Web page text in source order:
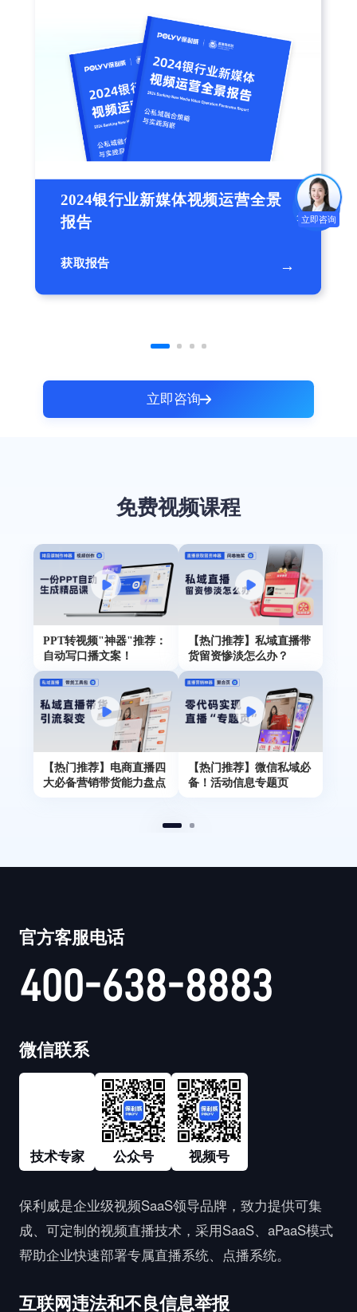
2024银行业新媒体视频运营全景
报告
获取报告 →
立即咨询
免费视频课程
PPT转视频"神器"推荐：
自动写口播文案！
【热门推荐】私域直播带
货留资惨淡怎么办？
【热门推荐】电商直播四
大必备营销带货能力盘点
【热门推荐】微信私域必
备！活动信息专题页
官方客服电话
400-638-8883
微信联系
技术专家 公众号 视频号
保利威是企业级视频SaaS领导品牌，致力提供可集
成、可定制的视频直播技术，采用SaaS、aPaaS模式
帮助企业快速部署专属直播系统、点播系统。
互联网违法和不良信息举报
免费试用
立即咨询